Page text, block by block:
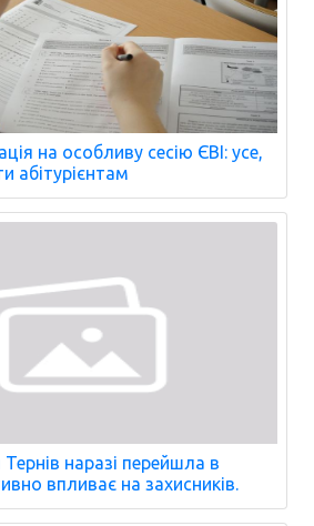
на особливу сесію ЄВІ: усе,
абітурієнтам
наразі перейшла в
впливає на захисників.